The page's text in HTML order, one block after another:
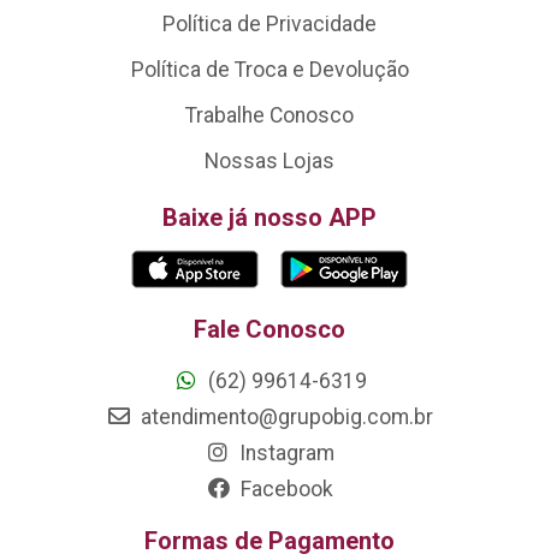
Política de Privacidade
Política de Troca e Devolução
Trabalhe Conosco
Nossas Lojas
Baixe já nosso APP
Fale Conosco
(62) 99614-6319
atendimento@grupobig.com.br
Instagram
Facebook
Formas de Pagamento